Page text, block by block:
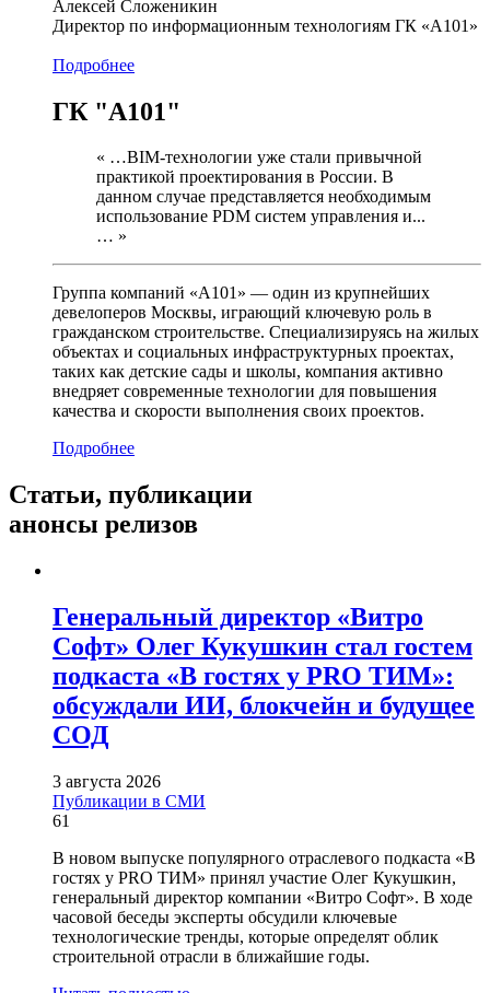
Алексей Сложеникин
Директор по информационным технологиям ГК «А101»
Подробнее
ГК "А101"
« …BIM-технологии уже стали привычной
практикой проектирования в России. В
данном случае представляется необходимым
использование PDM систем управления и...
… »
Группа компаний «А101» — один из крупнейших
девелоперов Москвы, играющий ключевую роль в
гражданском строительстве. Специализируясь на жилых
объектах и социальных инфраструктурных проектах,
таких как детские сады и школы, компания активно
внедряет современные технологии для повышения
качества и скорости выполнения своих проектов.
Подробнее
Статьи, публикации
анонсы релизов
Генеральный директор «Витро
Софт» Олег Кукушкин стал гостем
подкаста «В гостях у PRO ТИМ»:
обсуждали ИИ, блокчейн и будущее
СОД
3 августа 2026
Публикации в СМИ
61
В новом выпуске популярного отраслевого подкаста «В
гостях у PRO ТИМ» принял участие Олег Кукушкин,
генеральный директор компании «Витро Софт». В ходе
часовой беседы эксперты обсудили ключевые
технологические тренды, которые определят облик
строительной отрасли в ближайшие годы.